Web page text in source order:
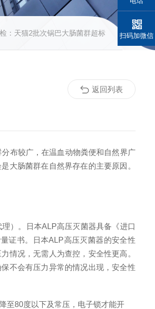
：天猫2批次锅巴大肠菌群超标
布较广，在温血动物粪便和自然界广
大肠菌群在自然界存在的主要原因。
）。日本ALP高压灭菌器具备《进口
证书。日本ALP高压灭菌器的安全性
情况，无需人为查控，安全性更高。
不会有压力异常的情况出现，安全性
至80度以下及常压，电子锁才能开
返回列表
扫码加微信